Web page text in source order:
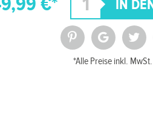
€*
*Alle Preise inkl.